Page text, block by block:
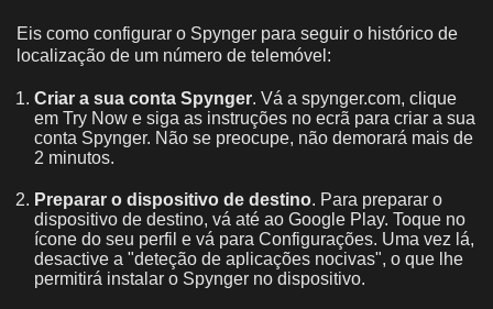
Eis como configurar o Spynger para seguir o histórico de
localização de um número de telemóvel:
Criar a sua conta Spynger. Vá a spynger.com, clique
em Try Now e siga as instruções no ecrã para criar a sua
conta Spynger. Não se preocupe, não demorará mais de
2 minutos.
Preparar o dispositivo de destino. Para preparar o
dispositivo de destino, vá até ao Google Play. Toque no
ícone do seu perfil e vá para Configurações. Uma vez lá,
desactive a "deteção de aplicações nocivas", o que lhe
permitirá instalar o Spynger no dispositivo.